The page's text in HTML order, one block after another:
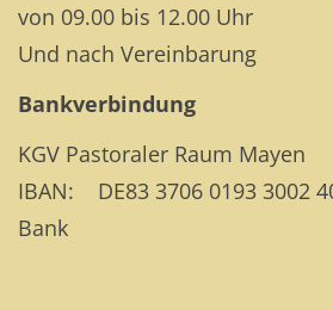
von 09.00 bis 12.00 Uhr
Und nach Vereinbarung
Bankverbindung
KGV Pastoraler Raum Mayen
IBAN: DE83 3706 0193 3002
Bank